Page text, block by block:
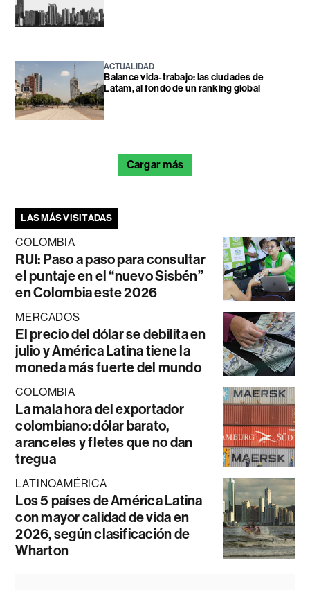
ACTUALIDAD
Balance vida-trabajo: las ciudades de
Latam, al fondo de un ranking global
Cargar más
LAS MÁS VISITADAS
COLOMBIA
RUI: Paso a paso para consultar
el puntaje en el “nuevo Sisbén”
en Colombia este 2026
MERCADOS
El precio del dólar se debilita en
julio y América Latina tiene la
moneda más fuerte del mundo
COLOMBIA
La mala hora del exportador
colombiano: dólar barato,
aranceles y fletes que no dan
tregua
LATINOAMÉRICA
Los 5 países de América Latina
con mayor calidad de vida en
2026, según clasificación de
Wharton